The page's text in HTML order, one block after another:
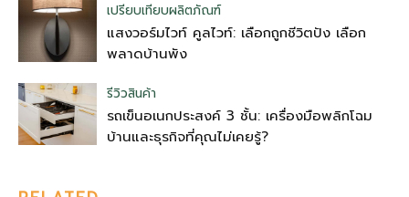
เปรียบเทียบผลิตภัณฑ์
แสงวอร์มไวท์ คูลไวท์: เลือกถูกชีวิตปัง เลือก
พลาดบ้านพัง
รีวิวสินค้า
รถเข็นอเนกประสงค์ 3 ชั้น: เครื่องมือพลิกโฉม
บ้านและธุรกิจที่คุณไม่เคยรู้?